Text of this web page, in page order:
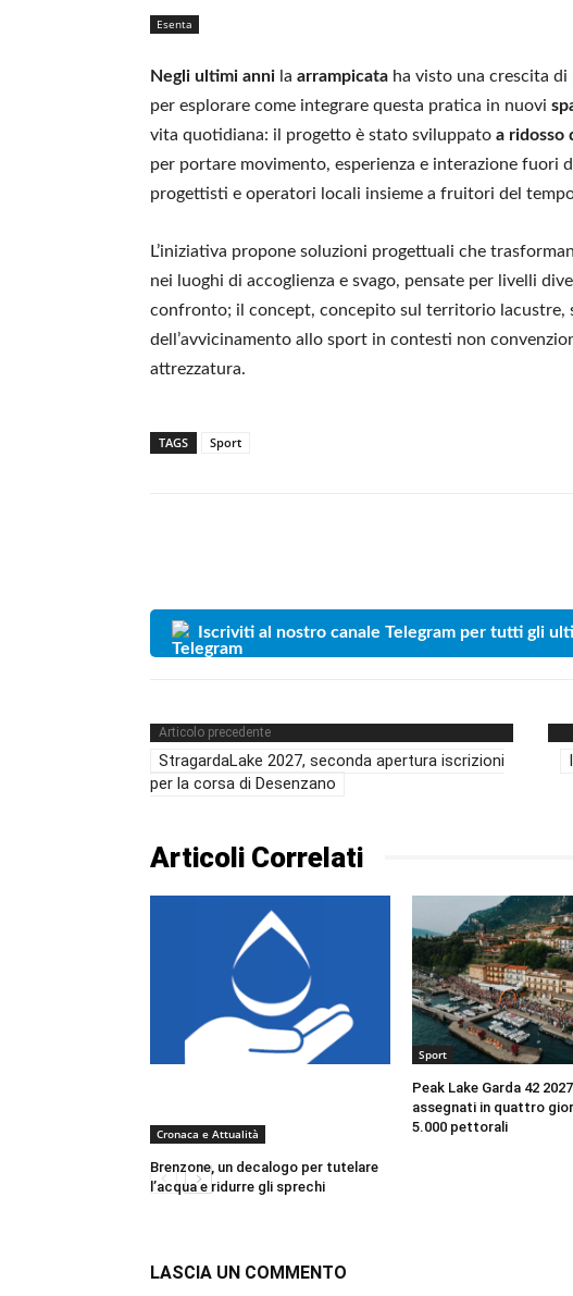
Esenta
Negli ultimi anni la arrampicata ha visto una crescita
per esplorare come integrare questa pratica in nuovi
vita quotidiana: il progetto è stato sviluppato a ridosso
per portare movimento, esperienza e interazione fuori
progettisti e operatori locali insieme a fruitori del
L’iniziativa propone soluzioni progettuali che
nei luoghi di accoglienza e svago, pensate per livelli
confronto; il concept, concepito sul territorio lacustre,
dell’avvicinamento allo sport in contesti non
attrezzatura.
TAGS Sport
Iscriviti al nostro canale Telegram per tutti gli
Articolo precedente
StragardaLake 2027, seconda apertura iscrizioni
per la corsa di Desenzano
Articoli Correlati
Cronaca e Attualità
Brenzone, un decalogo per tutelare
l’acqua e ridurre gli sprechi
Sport
Peak Lake Garda 42
assegnati in quattro
5.000 pettorali
LASCIA UN COMMENTO